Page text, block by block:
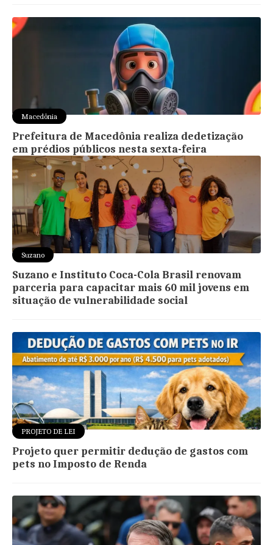
Macedônia
Prefeitura de Macedônia realiza dedetização
em prédios públicos nesta sexta-feira
Suzano
Suzano e Instituto Coca-Cola Brasil renovam
parceria para capacitar mais 60 mil jovens em
situação de vulnerabilidade social
PROJETO DE LEI
Projeto quer permitir dedução de gastos com
pets no Imposto de Renda